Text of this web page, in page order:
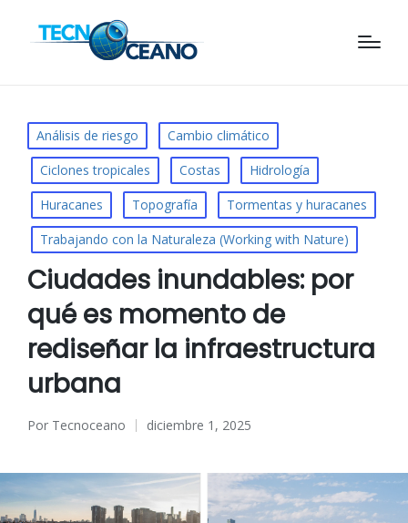
Publicado
en
Análisis de riesgo
Cambio climático
Ciclones tropicales
Costas
Hidrología
Huracanes
Topografía
Tormentas y huracanes
Trabajando con la Naturaleza (Working with Nature)
Ciudades inundables: por
qué es momento de
rediseñar la infraestructura
urbana
Publicado
Por Tecnoceano diciembre 1, 2025